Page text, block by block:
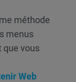
méthode
menus
que vous
Web